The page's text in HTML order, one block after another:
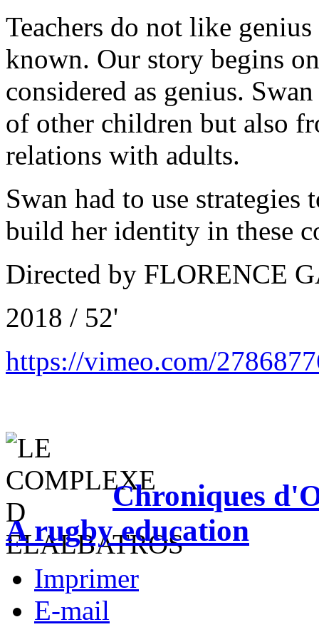
Teachers do not like
known. Our story begins
considered as genius.
of other children but also
relations with adults.
Swan had to use strategies
build her identity in these
Directed by FLORENCE
2018 / 52'
https://vimeo.com/
Chroniques
A rugby education
Imprimer
E-mail